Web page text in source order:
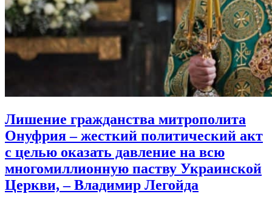
Лишение гражданства митрополита
Онуфрия – жесткий политический акт
с целью оказать давление на всю
многомиллионную паству Украинской
Церкви, – Владимир Легойда